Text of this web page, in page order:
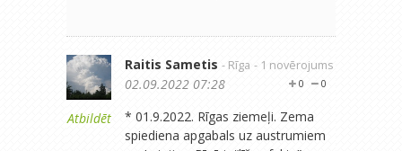
Atbildēt
Raitis Sametis - Rīga - 1 novērojums
0
0
02.09.2022 07:28
* 01.9.2022. Rīgas ziemeļi. Zema
spiediena apgabals uz austrumiem